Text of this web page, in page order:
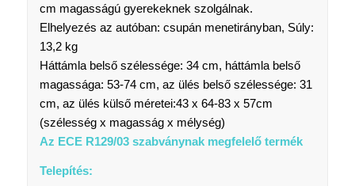
cm magasságú gyerekeknek szolgálnak.
Elhelyezés az autóban: csupán menetirányban, Súly:
13,2 kg
Háttámla belső szélessége: 34 cm, háttámla belső
magassága: 53-74 cm, az ülés belső szélessége: 31
cm, az ülés külső méretei:43 x 64-83 x 57cm
(szélesség x magasság x mélység)
Az ECE R129/03 szabványnak megfelelő termék
Telepítés: